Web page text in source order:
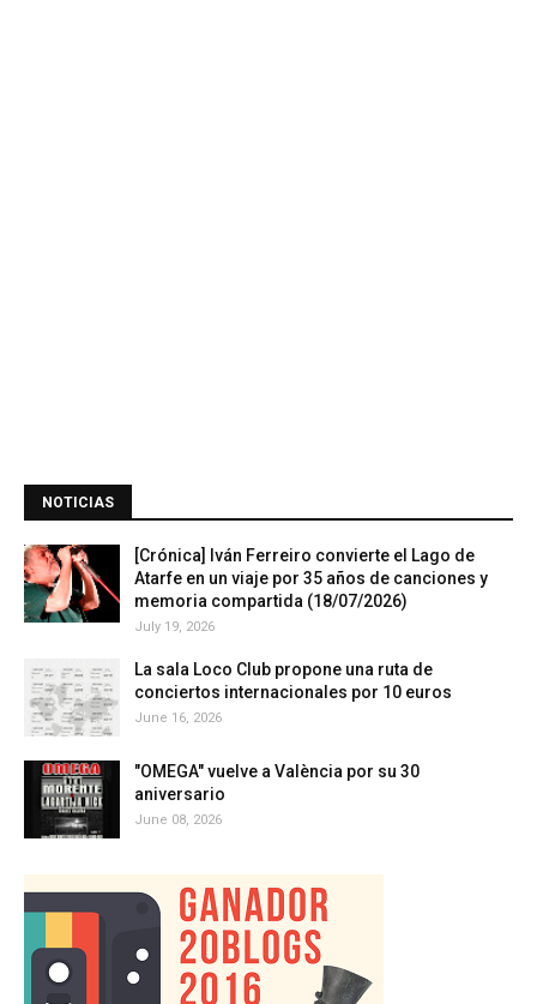
NOTICIAS
[Crónica] Iván Ferreiro convierte el Lago de
Atarfe en un viaje por 35 años de canciones y
memoria compartida (18/07/2026)
July 19, 2026
La sala Loco Club propone una ruta de
conciertos internacionales por 10 euros
June 16, 2026
"OMEGA" vuelve a València por su 30
aniversario
June 08, 2026